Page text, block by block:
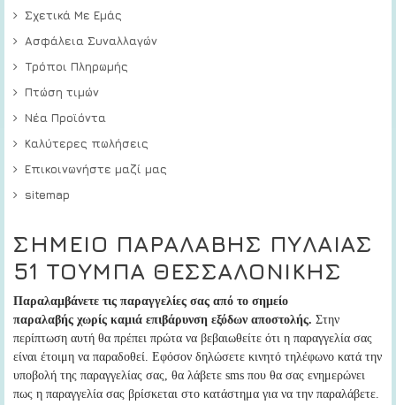
Σχετικά Με Εμάς
Ασφάλεια Συναλλαγών
Τρόποι Πληρωμής
Πτώση τιμών
Νέα Προϊόντα
Καλύτερες πωλήσεις
Επικοινωνήστε μαζί μας
sitemap
ΣΗΜΕΙΟ ΠΑΡΑΛΑΒΗΣ ΠΥΛΑΙΑΣ
51 ΤΟΥΜΠΑ ΘΕΣΣΑΛΟΝΙΚΗΣ
Παραλαμβάνετε τις παραγγελίες σας από το σημείο
παραλαβής χωρίς καμιά επιβάρυνση εξόδων αποστολής. Στην
περίπτωση αυτή θα πρέπει πρώτα να βεβαιωθείτε ότι η παραγγελία σας
είναι έτοιμη να παραδοθεί. Εφόσον δηλώσετε κινητό τηλέφωνο κατά την
υποβολή της παραγγελίας σας, θα λάβετε sms που θα σας ενημερώνει
πως η παραγγελία σας βρίσκεται στο κατάστημα για να την παραλάβετε.